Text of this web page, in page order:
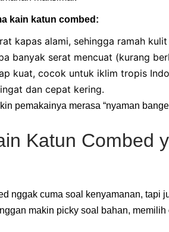
kain katun combed:
kapas alami, sehingga ramah
banyak serat mencuat (kurang
kuat, cocok untuk iklim tropis
dan cepat kering.
pemakainya merasa “nyaman
Katun Combed
nggak cuma soal kenyamanan, tapi
makin picky soal bahan,